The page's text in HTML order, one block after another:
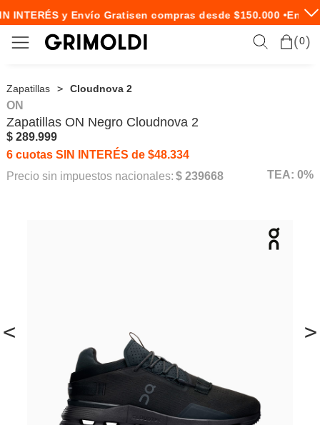
INTERÉS y Envío Gratisen compras desde $150.000 •Envío
0
Zapatillas Cloudnova 2
< >
ON
Zapatillas ON Negro Cloudnova 2
$ 289.999
6 cuotas SIN INTERÉS de $48.334
Precio sin impuestos nacionales: $ 239668 TEA: 0%